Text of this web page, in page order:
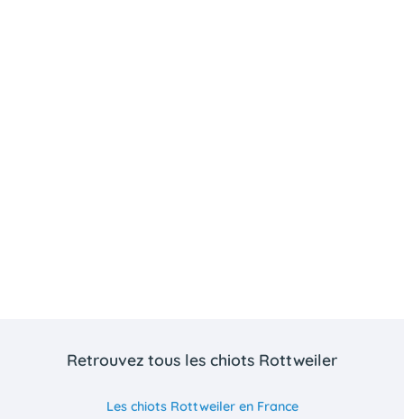
Retrouvez tous les chiots Rottweiler
Les chiots Rottweiler en France